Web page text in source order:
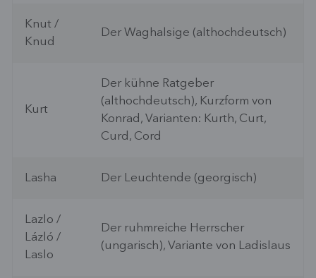
Knut /
Knud
Der Waghalsige (althochdeutsch)
Kurt
Der kühne Ratgeber
(althochdeutsch), Kurzform von
Konrad, Varianten: Kurth, Curt,
Curd, Cord
Lasha Der Leuchtende (georgisch)
Lazlo /
Lázló /
Laslo
Der ruhmreiche Herrscher
(ungarisch), Variante von Ladislaus